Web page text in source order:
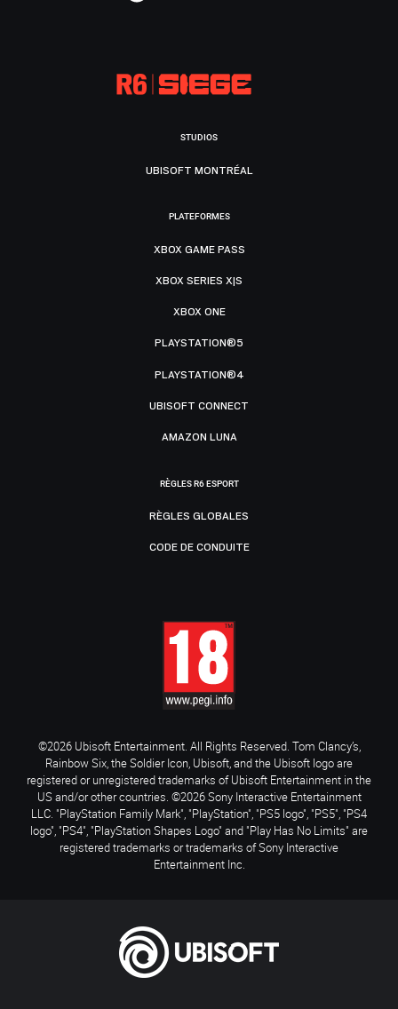
STUDIOS
UBISOFT MONTRÉAL
PLATEFORMES
XBOX GAME PASS
XBOX SERIES X|S
XBOX ONE
PLAYSTATION®5
PLAYSTATION®4
UBISOFT CONNECT
AMAZON LUNA
RÈGLES R6 ESPORT
RÈGLES GLOBALES
CODE DE CONDUITE
©2026 Ubisoft Entertainment. All Rights Reserved. Tom Clancy’s,
Rainbow Six, the Soldier Icon, Ubisoft, and the Ubisoft logo are
registered or unregistered trademarks of Ubisoft Entertainment in the
US and/or other countries. ©2026 Sony Interactive Entertainment
LLC. "PlayStation Family Mark", "PlayStation", "PS5 logo", "PS5", "PS4
logo", "PS4", "PlayStation Shapes Logo" and "Play Has No Limits" are
registered trademarks or trademarks of Sony Interactive
Entertainment Inc.